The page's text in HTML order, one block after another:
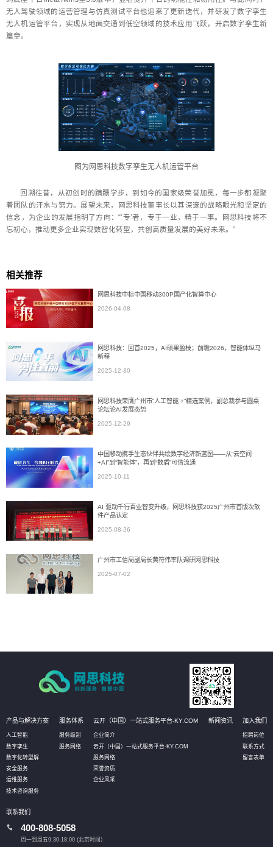
无人驾驶领域的运营管理与仿真测试平台也迎来了更新迭代，并研发了数字孪生
无人机运管平台，实现从地面交通到低空领域的技术应用飞跃，开启数字孪生新
篇章。
图为网思科技数字孪生无人机运管平台
回溯往昔，从初创时的蹒跚学步，到如今的国家级荣誉加冕，每一步都凝聚
着团队的汗水与努力。展望未来，网思科技董事长以其深邃的战略眼光和坚定的
信念，为企业的发展指明了方向：“‘专’者，专于一业，精于一事。网思科技将不
忘初心，推动更多企业实现数智化转型，共创高质量发展的美好未来。”
相关推荐
网思科技中标中国移动300P国产化智算中心
2026-04-08
网思科技：回首2025，AI硕果盈枝；前瞻2026，智能体纵马
新程
2025-12-30
网思科技荣膺广州市“人工智能 +”精选案例，副总裁参与圆桌
论坛论AI发展态势
2025-12-29
中国移动携手生态伙伴共绘数字经济新蓝图——从“云空间
+AI”到“智能体”，再到“数盾”可信流通
2025-10-11
AI 驱动千行百业智变升级，网思科技获2025广州市首版次软
件产品认定
2025-08-26
广州市工信局副局长黄符伟率队调研网思科技
2025-07-02
产品与解决方案
人工智能
数字孪生
数字化转型解
安全服务
运维服务
技术咨询服务
服务体系
服务级别
服务网络
云开（中国）一站式服务平台-KY.COM
企业简介
云开（中国）一站式服务平台-KY.COM
服务网络
荣誉资质
企业风采
新闻资讯 加入我们
招聘岗位
联系方式
留言表单
联系我们
400-808-5058
周一到周五9:30-18:00 (北京时间）